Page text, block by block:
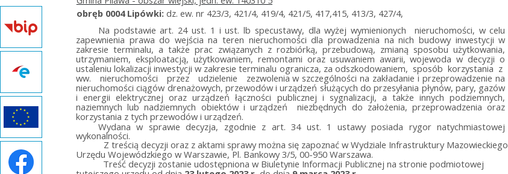
obręb 0004 Lipówki: dz. ew. nr 423/3, 421/4, 419/4, 421/5, 417,415, 413/3, 427/4,
Na podstawie art. 24 ust. 1 i ust. lb specustawy, dla wyżej wymienionych nieruchomości, w celu
zapewnienia prawa do wejścia na teren nieruchomości dla prowadzenia na nich budowy inwestycji w
zakresie terminalu, a także prac związanych z rozbiórką, przebudową, zmianą sposobu użytkowania,
utrzymaniem, eksploatacją, użytkowaniem, remontami oraz usuwaniem awarii, wojewoda w decyzji o
ustaleniu lokalizacji inwestycji w zakresie terminalu ogranicza, za odszkodowaniem, sposób korzystania z
ww. nieruchomości przez udzielenie zezwolenia w szczególności na zakładanie i przeprowadzenie na
nieruchomości ciągów drenażowych, przewodów i urządzeń służących do przesyłania płynów, pary, gazów
i energii elektrycznej oraz urządzeń łączności publicznej i sygnalizacji, a także innych podziemnych,
naziemnych lub nadziemnych obiektów i urządzeń niezbędnych do założenia, przeprowadzenia oraz
korzystania z tych przewodów i urządzeń.
Wydana w sprawie decyzja, zgodnie z art. 34 ust. 1 ustawy posiada rygor natychmiastowej
wykonalności.
Z treścią decyzji oraz z aktami sprawy można się zapoznać w Wydziale Infrastruktury Mazowieckiego
Urzędu Wojewódzkiego w Warszawie, Pl. Bankowy 3/5, 00-950 Warszawa.
Treść decyzji zostanie udostępniona w Biuletynie Informacji Publicznej na stronie podmiotowej